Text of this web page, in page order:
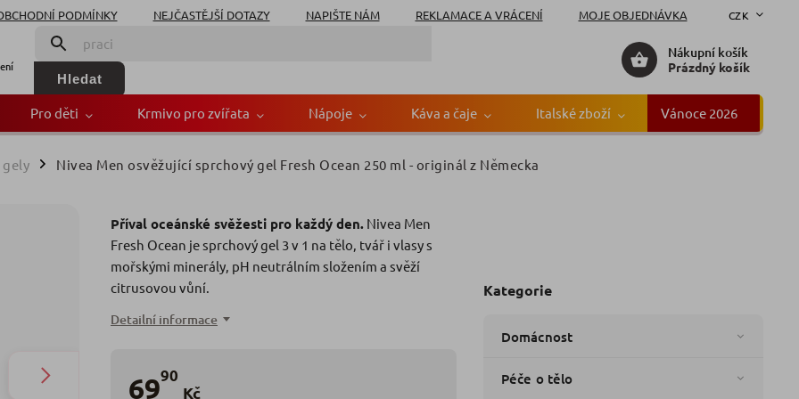
PODMÍNKY NEJČASTĚJŠÍ DOTAZY NAPIŠTE NÁM REKLAMACE A VRÁCENÍ MOJE OBJEDNÁVKA CZK
Hledat
Nákupní košík
Prázdný košík
Pro děti Krmivo pro zvířata Nápoje Káva a čaje Italské zboží Vánoce 2026
gely / Nivea Men osvěžující sprchový gel Fresh Ocean 250 ml - originál z Německa
Kategorie
Domácnost
Péče o tělo
gel Fresh Ocean
Značka:Nivea
6990
Kč
Příval oceánské svěžesti pro každý den. Nivea Men
Fresh Ocean je sprchový gel 3 v 1 na tělo, tvář i vlasy s
mořskými minerály, pH neutrálním složením a svěží
citrusovou vůní.
Detailní informace